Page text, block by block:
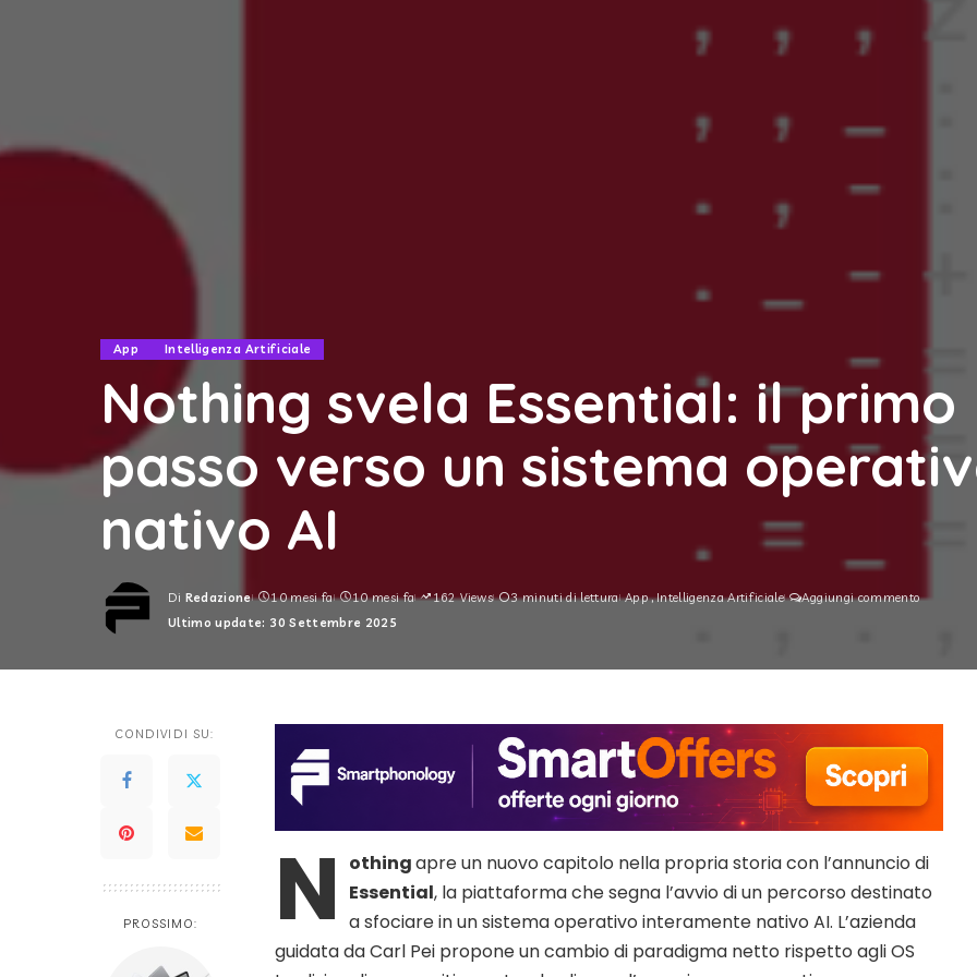
App Intelligenza Artificiale
Nothing svela Essential: il primo
passo verso un sistema
nativo AI
Posted
by
Di Redazione 10 mesi fa 10 mesi fa 162 Views 3 minuti di lettura App Intelligenza Artificiale
Aggiungi commento
Ultimo update: 30 Settembre 2025
CONDIVIDI SU:
PROSSIMO: N othingapre un nuovo capitolo nella propria storia con l’annuncio di
Essential, la piattaforma che segna l’avvio di un percorso destinato
a sfociare in un sistema operativo interamente nativo AI. L’azienda
guidata da Carl Pei propone un cambio di paradigma netto rispetto agli OS